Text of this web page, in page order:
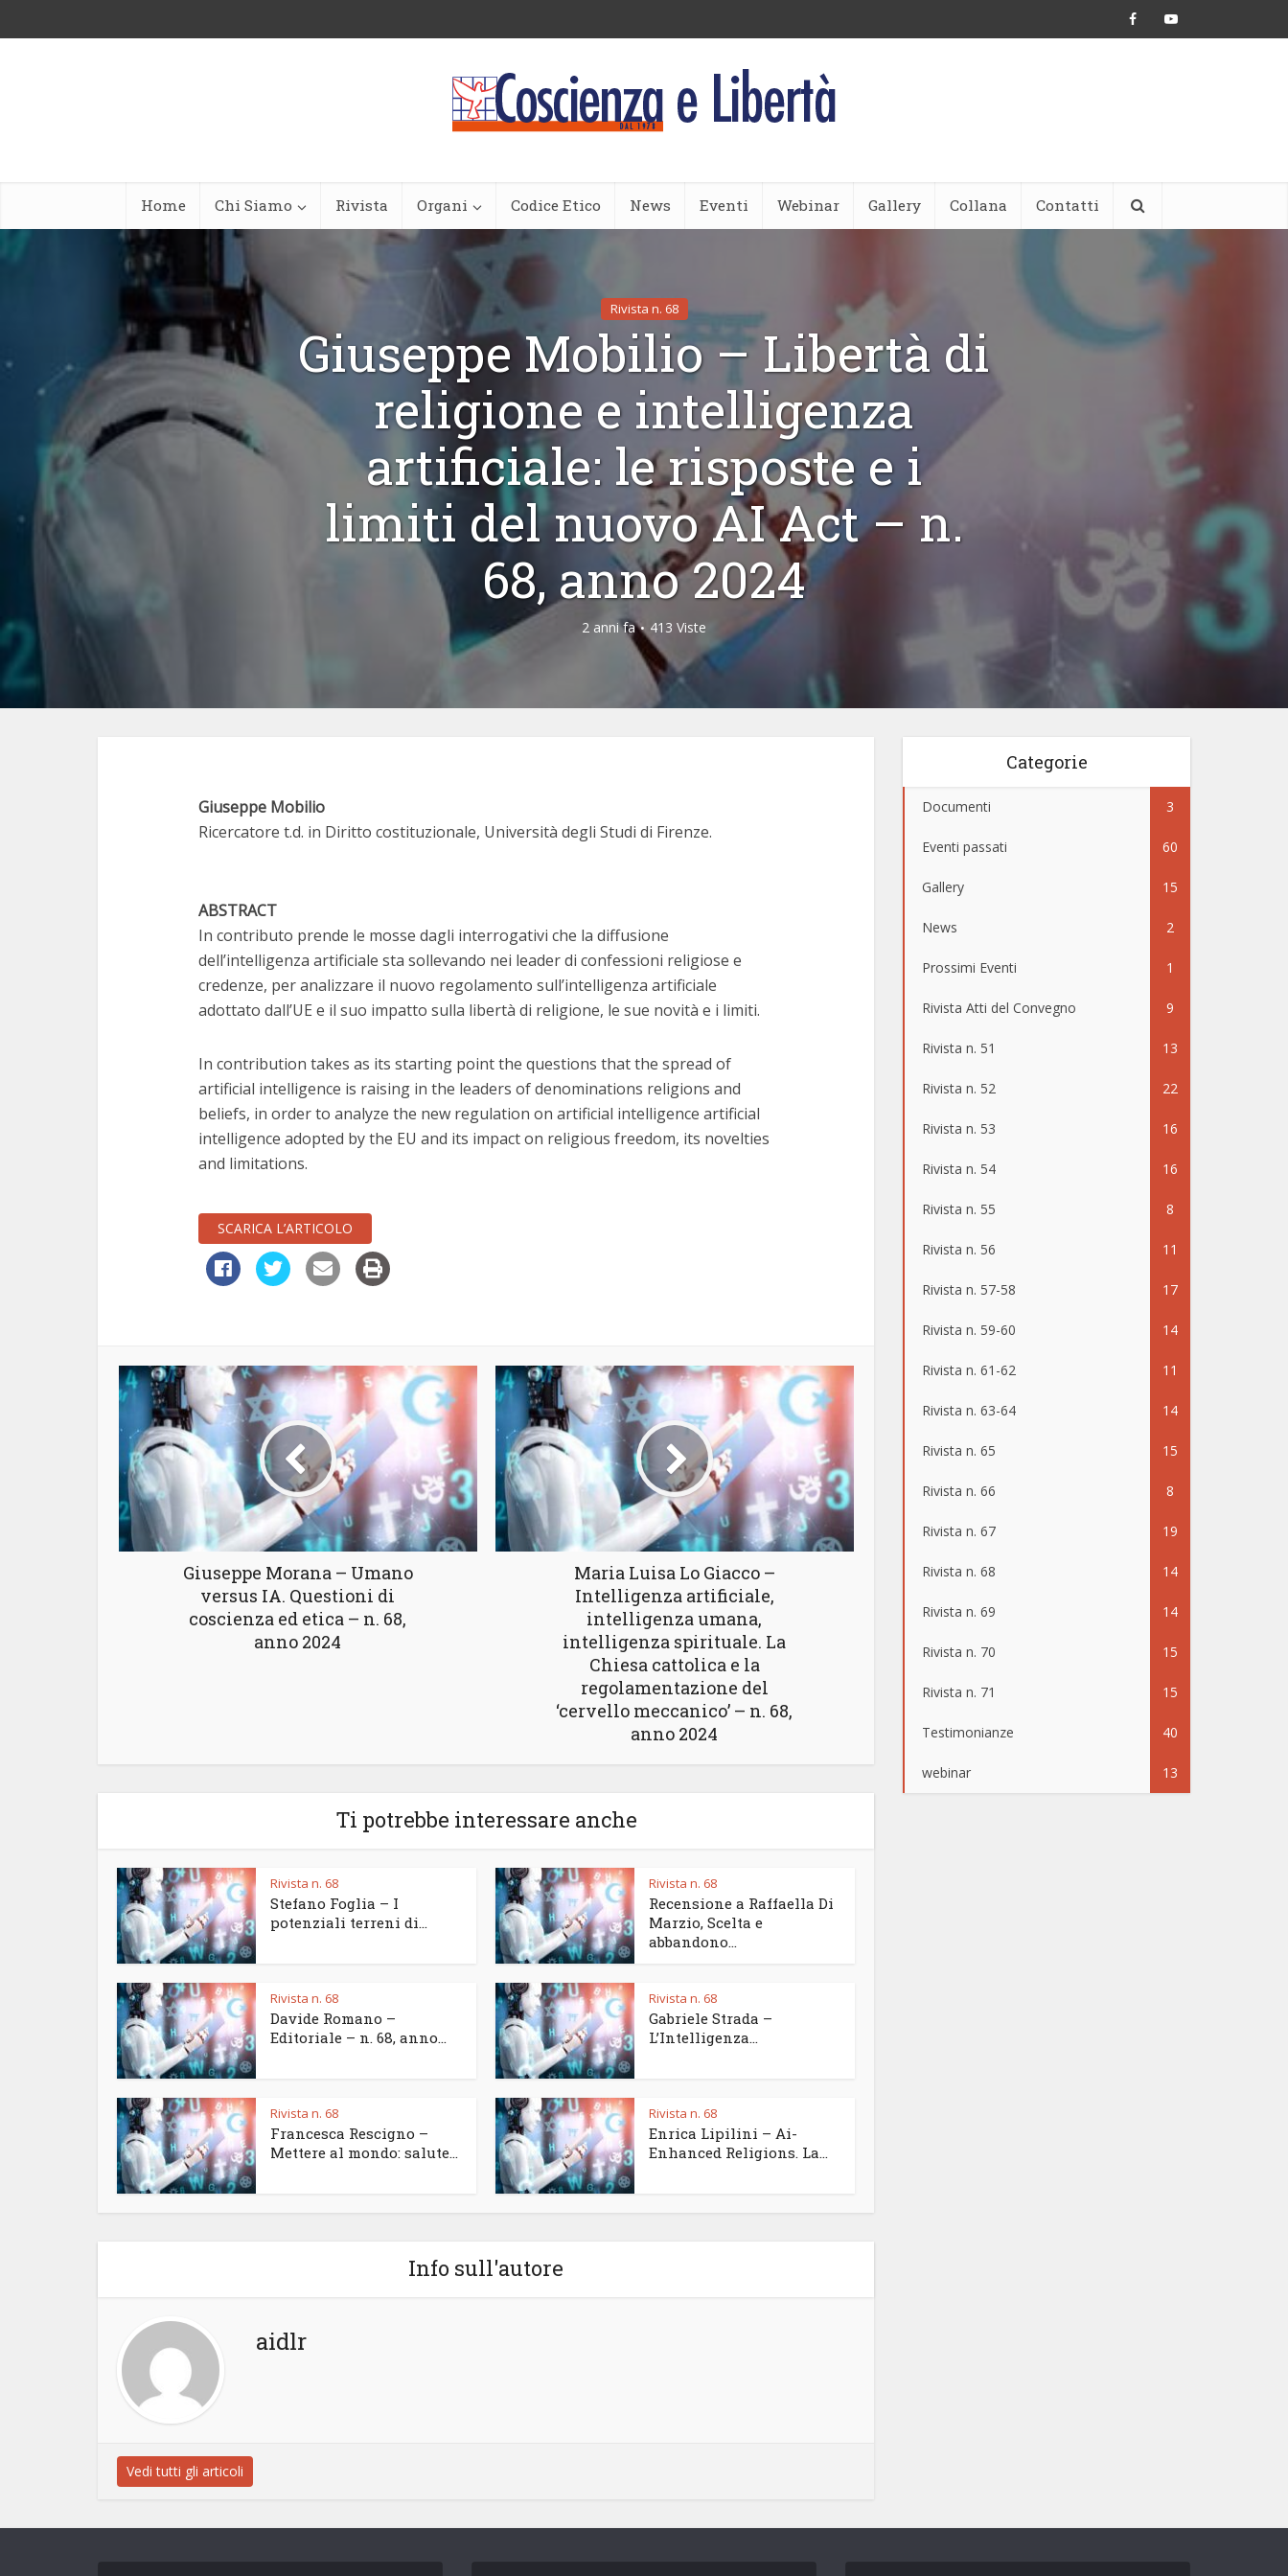
Home Chi Siamo Rivista Organi Codice Etico News Eventi Webinar Gallery Collana Contatti
Rivista n. 68
Giuseppe Mobilio – Libertà di
religione e intelligenza
artificiale: le risposte e i
limiti del nuovo AI Act – n.
68, anno 2024
2 anni fa 413 Viste
Giuseppe Mobilio
Ricercatore t.d. in Diritto costituzionale, Università degli Studi di Firenze.
ABSTRACT
In contributo prende le mosse dagli interrogativi che la diffusione
dell’intelligenza artificiale sta sollevando nei leader di confessioni religiose e
credenze, per analizzare il nuovo regolamento sull’intelligenza artificiale
adottato dall’UE e il suo impatto sulla libertà di religione, le sue novità e i limiti.
In contribution takes as its starting point the questions that the spread of
artificial intelligence is raising in the leaders of denominations religions and
beliefs, in order to analyze the new regulation on artificial intelligence artificial
intelligence adopted by the EU and its impact on religious freedom, its novelties
and limitations.
SCARICA L’ARTICOLO
Giuseppe Morana – Umano
versus IA. Questioni di
coscienza ed etica – n. 68,
anno 2024
Maria Luisa Lo Giacco –
Intelligenza artificiale,
intelligenza umana,
intelligenza spirituale. La
Chiesa cattolica e la
regolamentazione del
‘cervello meccanico’ – n. 68,
anno 2024
Ti potrebbe interessare anche
Rivista n. 68
Stefano Foglia – I
potenziali terreni di...
Rivista n. 68
Recensione a Raffaella Di
Marzio, Scelta e
abbandono...
Rivista n. 68
Davide Romano –
Editoriale – n. 68, anno...
Rivista n. 68
Gabriele Strada –
L’Intelligenza...
Rivista n. 68
Francesca Rescigno –
Mettere al mondo: salute...
Rivista n. 68
Enrica Lipilini – Ai-
Enhanced Religions. La...
Info sull'autore
aidlr
Vedi tutti gli articoli
Categorie
Documenti 3
Eventi passati 60
Gallery 15
News 2
Prossimi Eventi 1
Rivista Atti del Convegno 9
Rivista n. 51 13
Rivista n. 52 22
Rivista n. 53 16
Rivista n. 54 16
Rivista n. 55 8
Rivista n. 56 11
Rivista n. 57-58 17
Rivista n. 59-60 14
Rivista n. 61-62 11
Rivista n. 63-64 14
Rivista n. 65 15
Rivista n. 66 8
Rivista n. 67 19
Rivista n. 68 14
Rivista n. 69 14
Rivista n. 70 15
Rivista n. 71 15
Testimonianze 40
webinar 13